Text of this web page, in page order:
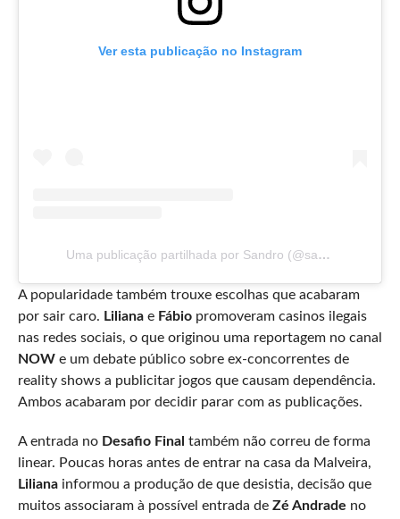
Ver esta publicação no Instagram
Uma publicação partilhada por Sandro (@sandro_hairstylist)
A popularidade também trouxe escolhas que acabaram
por sair caro. Lilianae Fábiopromoveram casinos ilegais
nas redes sociais, o que originou uma reportagem no canal
NOWe um debate público sobre ex-concorrentes de
reality shows a publicitar jogos que causam dependência.
Ambos acabaram por decidir parar com as publicações.
A entrada no Desafio Final também não correu de forma
linear. Poucas horas antes de entrar na casa da Malveira,
Lilianainformou a produção de que desistia, decisão que
muitos associaram à possível entrada de Zé Andrade no